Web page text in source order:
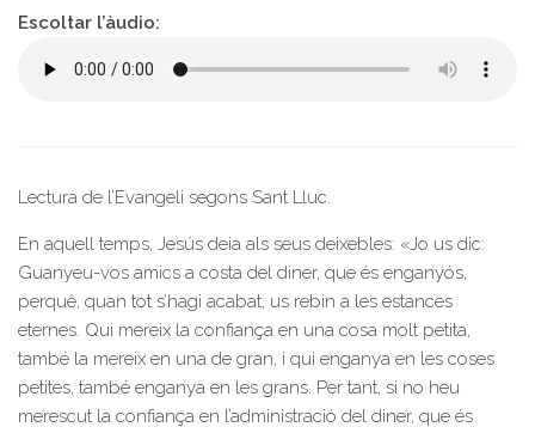
English
Escoltar l’àudio:
Lectura de l’Evangeli segons Sant Lluc.
En aquell temps, Jesús deia als seus deixebles: «Jo us dic:
Guanyeu-vos amics a costa del diner, que és enganyós,
perquè, quan tot s’hagi acabat, us rebin a les estances
eternes. Qui mereix la confiança en una cosa molt petita,
també la mereix en una de gran, i qui enganya en les coses
petites, també enganya en les grans. Per tant, si no heu
merescut la confiança en l’administració del diner, que és